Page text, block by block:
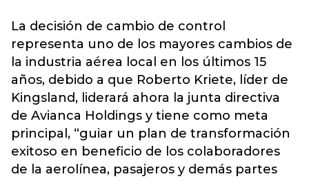
La decisión de cambio de control
representa uno de los mayores cambios de
la industria aérea local en los últimos 15
años, debido a que Roberto Kriete, líder de
Kingsland, liderará ahora la junta directiva
de Avianca Holdings y tiene como meta
principal, “guiar un plan de transformación
exitoso en beneficio de los colaboradores
de la aerolínea, pasajeros y demás partes